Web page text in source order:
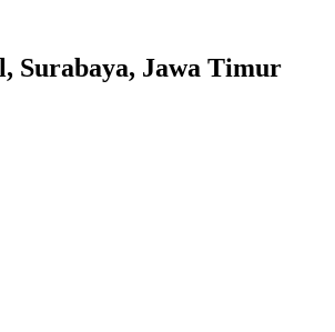
Surabaya, Jawa Timur